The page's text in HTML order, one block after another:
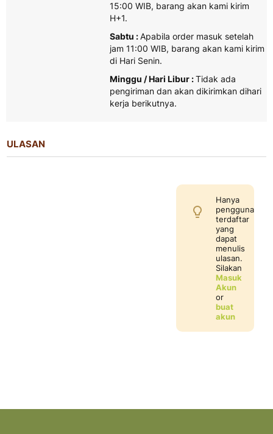
15:00 WIB, barang akan kami kirim
H+1.
Sabtu :Apabila order masuk setelah
jam 11:00 WIB, barang akan kami kirim
di Hari Senin.
Minggu / Hari Libur :Tidak ada
pengiriman dan akan dikirimkan dihari
kerja berikutnya.
ULASAN
Hanya
pengguna
terdaftar
yang
dapat
menulis
ulasan.
Silakan
Masuk
Akun
or
buat
akun